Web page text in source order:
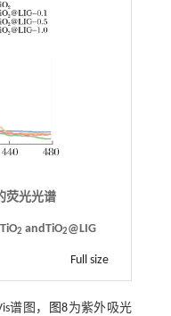
荧光光谱
2 andTiO2@LIG
Full size
谱图， 图8为紫外吸光